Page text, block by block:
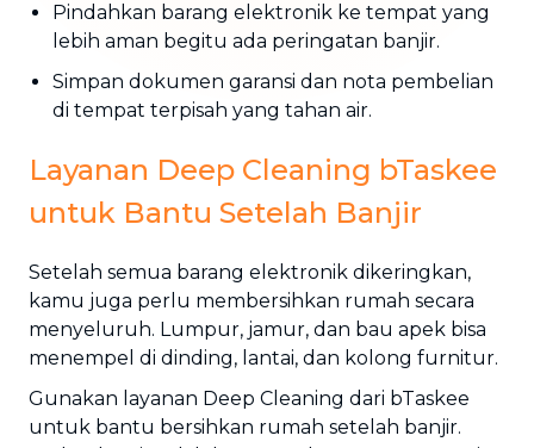
Pindahkan barang elektronik ke tempat yang
lebih aman begitu ada peringatan banjir.
Simpan dokumen garansi dan nota pembelian
di tempat terpisah yang tahan air.
Layanan Deep Cleaning bTaskee
untuk Bantu Setelah Banjir
Setelah semua barang elektronik dikeringkan,
kamu juga perlu membersihkan rumah secara
menyeluruh. Lumpur, jamur, dan bau apek bisa
menempel di dinding, lantai, dan kolong furnitur.
Gunakan layanan Deep Cleaning dari bTaskee
untuk bantu bersihkan rumah setelah banjir.